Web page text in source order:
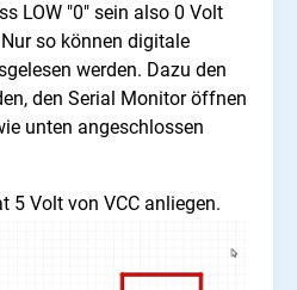
LOW "0" sein also 0 Volt
so können digitale
werden. Dazu den
den Serial Monitor öffnen
unten angeschlossen
5 Volt von VCC anliegen.